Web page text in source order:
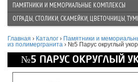
ПАМЯТНИКИ И МЕМОРИАЛЬНЫЕ КОМПЛЕКСЫ
ОГРАДЫ, СТОЛИКИ, СКАМЕЙКИ, ЦВЕТОЧНИЦЫ,
Главная › Каталог › Памятники и
из полимергранита › №5 Парус округлый
№5 ПАРУС ОКРУГЛЫЙ